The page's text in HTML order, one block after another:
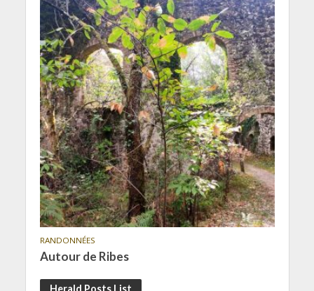
RANDONNÉES
Autour de Ribes
Herald Posts List